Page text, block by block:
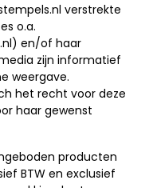
verstrekte
o.a.
en/of haar
zijn informatief
weergave.
het recht voor deze
haar gewenst
producten
BTW en exclusief